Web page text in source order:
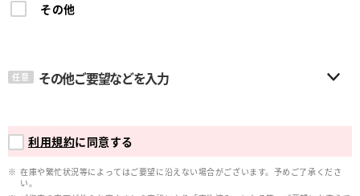
その他
任意 その他ご要望などを入力
利用規約に同意する
在庫や繁忙状況等によってはご要望に沿えない場合がございます。予めご了承くださ
い。